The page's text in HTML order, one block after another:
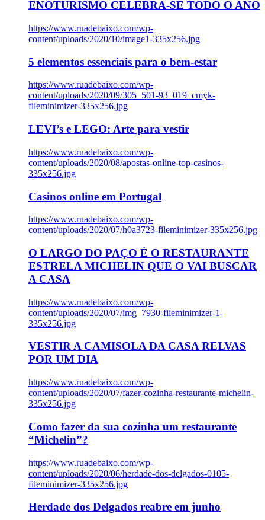
ENOTURISMO CELEBRA-SE TODO O ANO
https://www.ruadebaixo.com/wp-
content/uploads/2020/10/image1-335x256.jpg
5 elementos essenciais para o bem-estar
https://www.ruadebaixo.com/wp-
content/uploads/2020/09/305_501-93_019_cmyk-
fileminimizer-335x256.jpg
LEVI’s e LEGO: Arte para vestir
https://www.ruadebaixo.com/wp-
content/uploads/2020/08/apostas-online-top-casinos-
335x256.jpg
Casinos online em Portugal
https://www.ruadebaixo.com/wp-
content/uploads/2020/07/h0a3723-fileminimizer-335x256.jpg
O LARGO DO PAÇO É O RESTAURANTE
ESTRELA MICHELIN QUE O VAI BUSCAR
A CASA
https://www.ruadebaixo.com/wp-
content/uploads/2020/07/img_7930-fileminimizer-1-
335x256.jpg
VESTIR A CAMISOLA DA CASA RELVAS
POR UM DIA
https://www.ruadebaixo.com/wp-
content/uploads/2020/07/fazer-cozinha-restaurante-michelin-
335x256.jpg
Como fazer da sua cozinha um restaurante
“Michelin”?
https://www.ruadebaixo.com/wp-
content/uploads/2020/06/herdade-dos-delgados-0105-
fileminimizer-335x256.jpg
Herdade dos Delgados reabre em junho